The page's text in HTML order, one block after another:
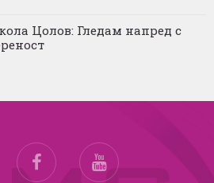
Цолов: Гледам напред с